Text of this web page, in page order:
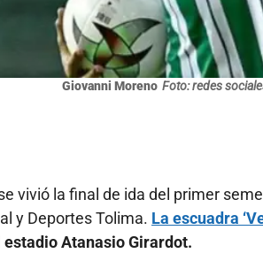
Giovanni Moreno Foto: redes
vivió la final de ida del primer
y Deportes Tolima. La escuadra
estadio Atanasio Girardot.